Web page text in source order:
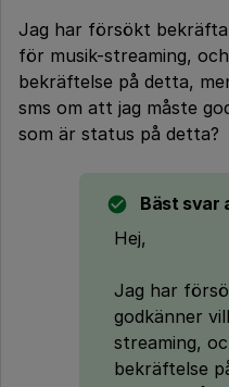
Jag har försökt
för musik-streaming,
bekräftelse på detta,
sms om att jag måste
som är status på detta?
Bäst svar
Hej,
Jag har
godkänner
streaming,
bekräftelse